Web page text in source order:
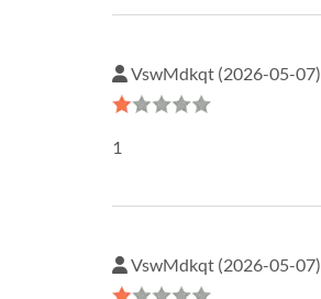
VswMdkqt (2026-05-07)
1
VswMdkqt (2026-05-07)